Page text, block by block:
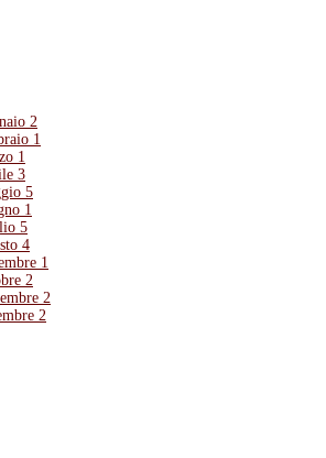
2
1
1
3
5
1
5
4
1
2
2
2